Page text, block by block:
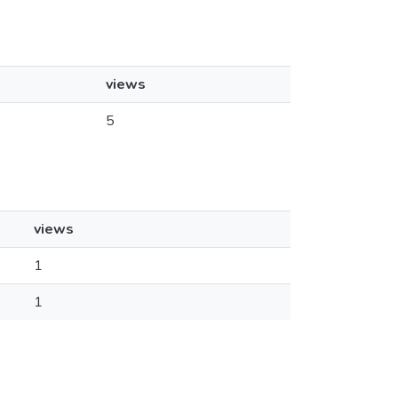
views
5
views
1
1